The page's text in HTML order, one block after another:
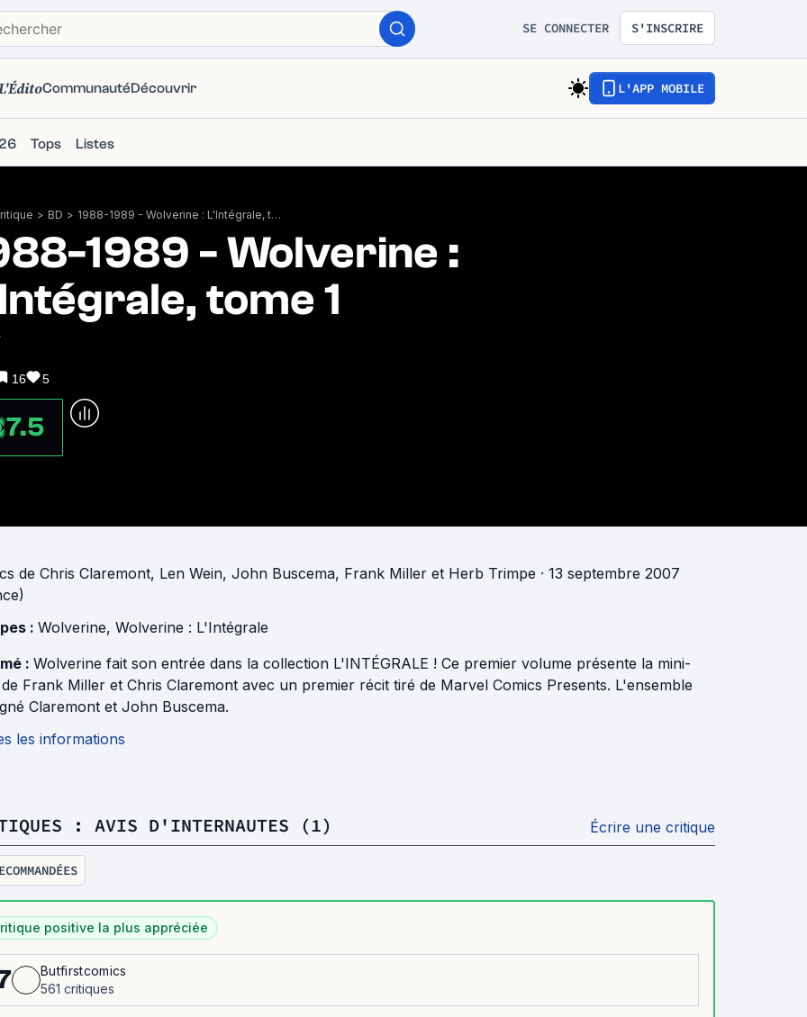
SE CONNECTER S'INSCRIRE
CommunautéDécouvrir L'APP MOBILE
Tops Listes
> BD > 1988-1989 - Wolverine : L'Intégrale, tome 1
1989 - Wolverine :
tome 1
16 5
7.5
de Chris Claremont, Len Wein, John Buscema, Frank Miller et Herb Trimpe · 13 septembre 2007
: Wolverine, Wolverine : L'Intégrale
: Wolverine fait son entrée dans la collection L'INTÉGRALE ! Ce premier volume présente la mini-
Frank Miller et Chris Claremont avec un premier récit tiré de Marvel Comics Presents. L'ensemble
Claremont et John Buscema.
les informations
: AVIS D'INTERNAUTES (1) Écrire une critique
positive la plus appréciée
Butfirstcomics
561 critiques